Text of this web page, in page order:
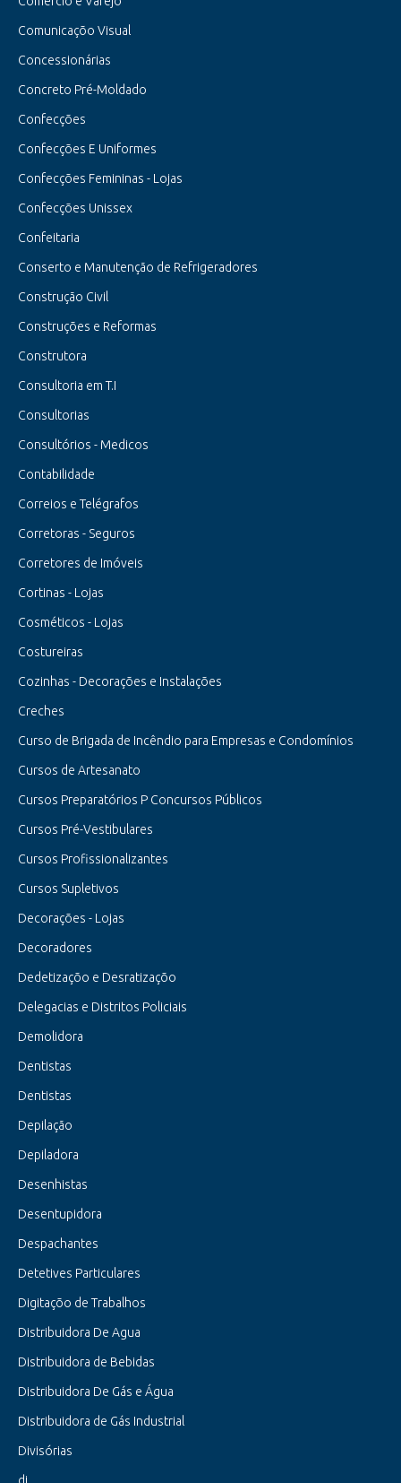
Comunicaçõo Visual
Concessionárias
Concreto Pré-Moldado
Confecções
Confecções E Uniformes
Confecções Femininas - Lojas
Confecções Unissex
Confeitaria
Conserto e Manutenção de Refrigeradores
Construção Civil
Construções e Reformas
Construtora
Consultoria em T.I
Consultorias
Consultórios - Medicos
Contabilidade
Correios e Telégrafos
Corretoras - Seguros
Corretores de Imóveis
Cortinas - Lojas
Cosméticos - Lojas
Costureiras
Cozinhas - Decorações e Instalações
Creches
Curso de Brigada de Incêndio para Empresas e Condomínios
Cursos de Artesanato
Cursos Preparatórios P Concursos Públicos
Cursos Pré-Vestibulares
Cursos Profissionalizantes
Cursos Supletivos
Decorações - Lojas
Decoradores
Dedetizaçõo e Desratizaçõo
Delegacias e Distritos Policiais
Demolidora
Dentistas
Dentistas
Depilação
Depiladora
Desenhistas
Desentupidora
Despachantes
Detetives Particulares
Digitaçõo de Trabalhos
Distribuidora De Agua
Distribuidora de Bebidas
Distribuidora De Gás e Água
Distribuidora de Gás Industrial
Divisórias